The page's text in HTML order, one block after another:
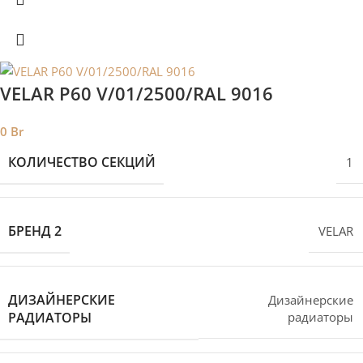
VELAR P60 V/01/2500/RAL 9016
0 Br
КОЛИЧЕСТВО СЕКЦИЙ 1
БРЕНД 2 VELAR
ДИЗАЙНЕРСКИЕ
РАДИАТОРЫ
Дизайнерские
радиаторы